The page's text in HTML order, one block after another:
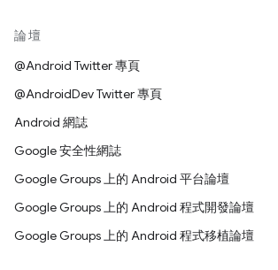
論壇
@Android Twitter 專頁
@AndroidDev Twitter 專頁
Android 網誌
Google 安全性網誌
Google Groups 上的 Android 平台論壇
Google Groups 上的 Android 程式開發論壇
Google Groups 上的 Android 程式移植論壇